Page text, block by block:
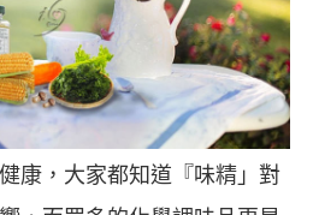
康，大家都知道『味精」對